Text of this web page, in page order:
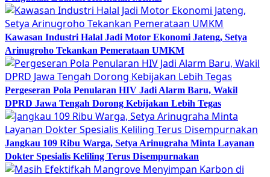
Kawasan Industri Halal Jadi Motor Ekonomi Jateng, Setya
Arinugroho Tekankan Pemerataan UMKM
Pergeseran Pola Penularan HIV Jadi Alarm Baru, Wakil
DPRD Jawa Tengah Dorong Kebijakan Lebih Tegas
Jangkau 109 Ribu Warga, Setya Arinugraha Minta Layanan
Dokter Spesialis Keliling Terus Disempurnakan